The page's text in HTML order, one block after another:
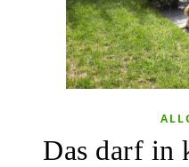
Das darf in